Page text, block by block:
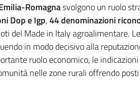
Romagnasvolgono un ruolo
Dop e Igp,44 denominazioni
del Made in Italy agroalimentare.
in modo decisivo alla
ruolo economico, le
nelle zone rurali offrendo